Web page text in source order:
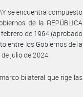
se encuentra compuesto
de la REPÚBLICA
febrero de 1964 (aprobado
entre los Gobiernos de la
de julio de 2024.
bilateral que rige las